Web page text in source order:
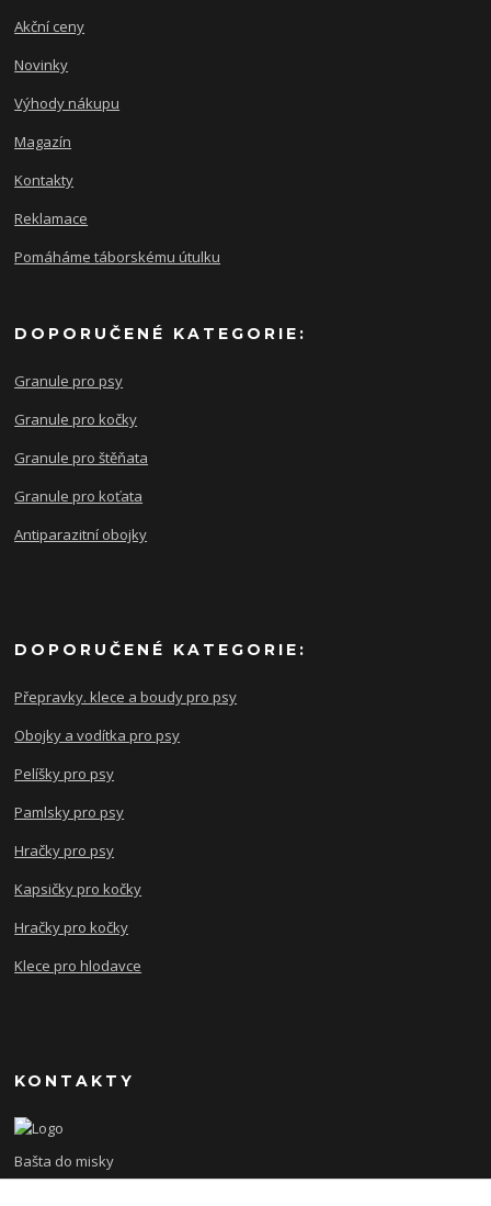
Akční ceny
Novinky
Výhody nákupu
Magazín
Kontakty
Reklamace
Pomáháme táborskému útulku
DOPORUČENÉ KATEGORIE:
Granule pro psy
Granule pro kočky
Granule pro štěňata
Granule pro koťata
Antiparazitní obojky
DOPORUČENÉ KATEGORIE:
Přepravky. klece a boudy pro psy
Obojky a vodítka pro psy
Pelíšky pro psy
Pamlsky pro psy
Hračky pro psy
Kapsičky pro kočky
Hračky pro kočky
Klece pro hlodavce
KONTAKTY
Bašta do misky